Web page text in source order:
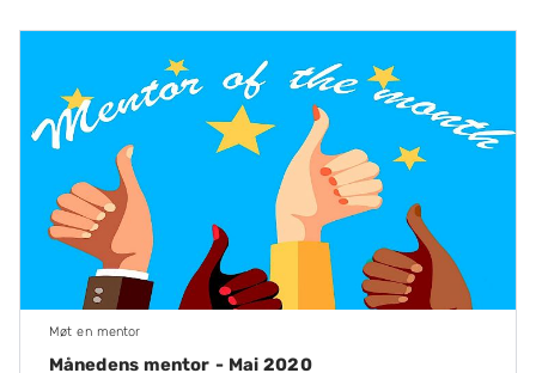
Møt en mentor
Månedens mentor - Mai 2020